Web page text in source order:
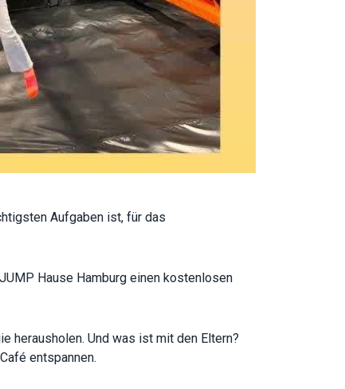
Aufgaben ist, für das
Hause Hamburg einen kostenlosen
herausholen. Und was ist mit den Eltern?
entspannen.